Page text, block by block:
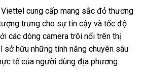
cung cấp mang sắc đỏ thương
trưng cho sự tin cậy và tốc độ
các dòng camera trôi nổi trên thị
sở hữu những tính năng chuyên sâu
tế của người dùng địa phương.